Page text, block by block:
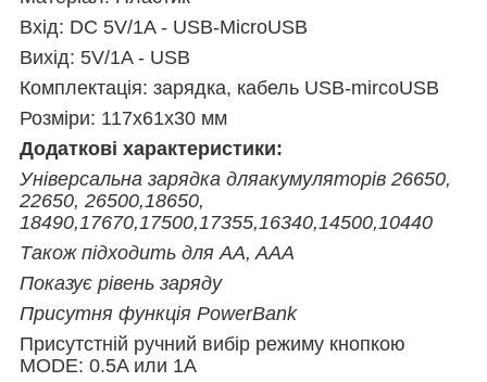
Вхід: DC 5V/1A- USB-MicroUSB
Вихід: 5V/1A - USB
Комплектація: зарядка, кабель USB-mircoUSB
Розміри: 117x61x30 мм
Додаткові характеристики:
Універсальна зарядка дляакумуляторів 26650,
22650, 26500,18650,
18490,17670,17500,17355,16340,14500,10440
Також підходить для AA, AAA
Показує рівень заряду
Присутня функція PowerBank
Присутстній ручний вибір режиму кнопкою
MODE: 0.5A или 1A